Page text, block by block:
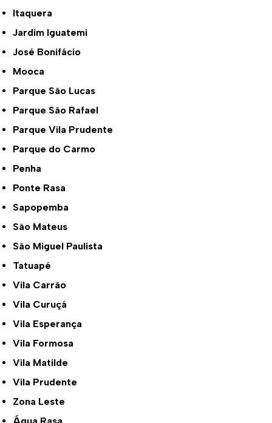
Itaquera
Jardim Iguatemi
José Bonifácio
Mooca
Parque São Lucas
Parque São Rafael
Parque Vila Prudente
Parque do Carmo
Penha
Ponte Rasa
Sapopemba
São Mateus
São Miguel Paulista
Tatuapé
Vila Carrão
Vila Curuçá
Vila Esperança
Vila Formosa
Vila Matilde
Vila Prudente
Zona Leste